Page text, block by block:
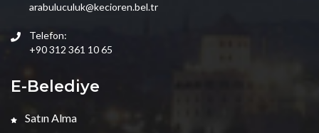
arabuluculuk@kecioren.bel.tr
Telefon:
+90 312 361 10 65
E-Belediye
Satın Alma